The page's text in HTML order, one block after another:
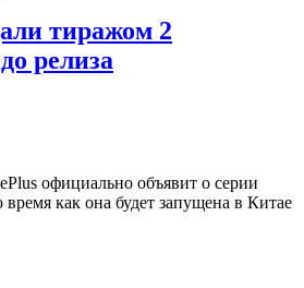
тиражом 2
релиза
официально объявит о серии
время как она будет запущена в Китае